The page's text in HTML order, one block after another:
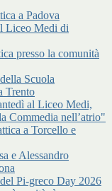
a Padova
Liceo Medi di
presso la comunità
Scuola
Trento
al Liceo Medi,
Commedia nell’atrio"
a Torcello e
e Alessandro
Pi-greco Day 2026